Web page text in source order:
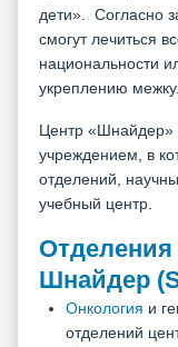
дети». Согласно
смогут лечиться
национальности
укреплению
Центр «Шнайдер»
учреждением, в
отделений,
учебный центр.
Шнайдер
Онкология и
отделений